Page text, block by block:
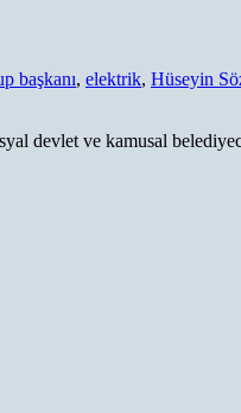
başkanı, elektrik, Hüseyin
devlet ve kamusal